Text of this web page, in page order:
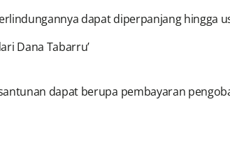
dapat diperpanjang hingga
Dana Tabarru’
dapat berupa pembayaran